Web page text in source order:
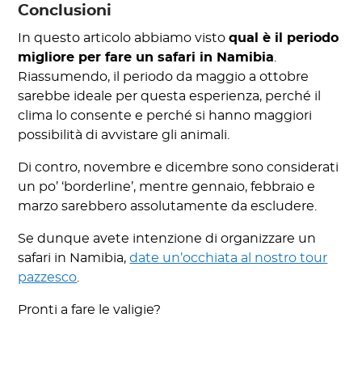
Conclusioni
In questo articolo abbiamo vistoqual è il periodo
migliore per fare un safari in Namibia
Riassumendo, il periodo da maggio a ottobre
sarebbe ideale per questa esperienza, perché il
clima lo consente e perché si hanno maggiori
possibilità di avvistare gli animali.
Di contro, novembre e dicembre sono considerati
un po’ ‘borderline’, mentre gennaio, febbraio e
marzo sarebbero assolutamente da escludere.
Se dunque avete intenzione di organizzare un
safari in Namibia,date un’occhiata al nostro tour
pazzesco
Pronti a fare le valigie?